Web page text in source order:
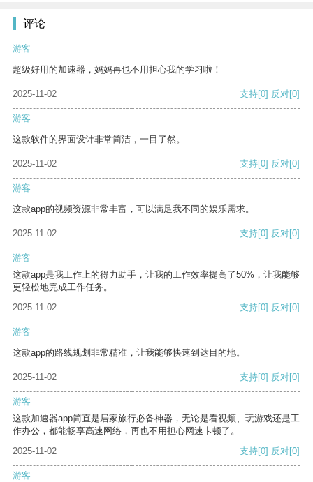
评论
游客
超级好用的加速器，妈妈再也不用担心我的学习啦！
2025-11-02 支持[0] 反对[0]
游客
这款软件的界面设计非常简洁，一目了然。
2025-11-02 支持[0] 反对[0]
游客
这款app的视频资源非常丰富，可以满足我不同的娱乐需求。
2025-11-02 支持[0] 反对[0]
游客
这款app是我工作上的得力助手，让我的工作效率提高了50%，让我能够
更轻松地完成工作任务。
2025-11-02
支持[0] 反对[0]
游客
这款app的路线规划非常精准，让我能够快速到达目的地。
2025-11-02 支持[0] 反对[0]
游客
这款加速器app简直是居家旅行必备神器，无论是看视频、玩游戏还是工
作办公，都能畅享高速网络，再也不用担心网速卡顿了。
2025-11-02
支持[0] 反对[0]
游客